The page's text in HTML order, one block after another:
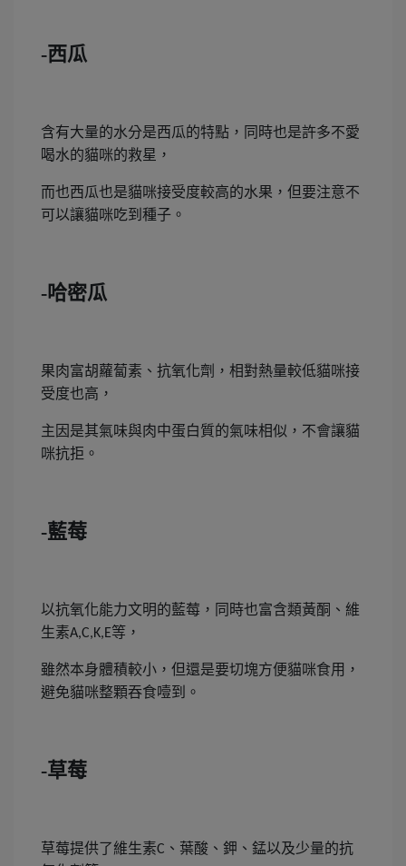
-西瓜
含有大量的水分是西瓜的特點，同時也是許多不愛
喝水的貓咪的救星，
而也西瓜也是貓咪接受度較高的水果，但要注意不
可以讓貓咪吃到種子。
-哈密瓜
果肉富胡蘿蔔素、抗氧化劑，相對熱量較低貓咪接
受度也高，
主因是其氣味與肉中蛋白質的氣味相似，不會讓貓
咪抗拒。
-藍莓
以抗氧化能力文明的藍莓，同時也富含類黃酮、維
生素A,C,K,E等，
雖然本身體積較小，但還是要切塊方便貓咪食用，
避免貓咪整顆吞食噎到。
-草莓
草莓提供了維生素C 、葉酸、鉀、錳以及少量的抗